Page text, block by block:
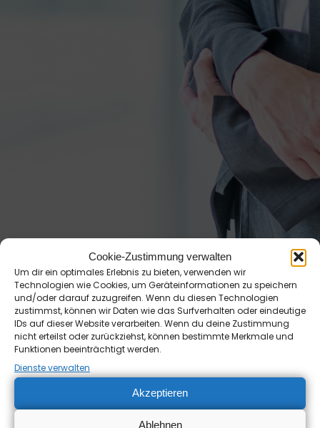
Cookie-Zustimmung verwalten
Um dir ein optimales Erlebnis zu bieten, verwenden wir
Technologien wie Cookies, um Geräteinformationen zu speichern
und/oder darauf zuzugreifen. Wenn du diesen Technologien
zustimmst, können wir Daten wie das Surfverhalten oder eindeutige
IDs auf dieser Website verarbeiten. Wenn du deine Zustimmung
nicht erteilst oder zurückziehst, können bestimmte Merkmale und
Funktionen beeinträchtigt werden.
Dienste verwalten
Akzeptieren
Ablehnen
PRESSEBILDER